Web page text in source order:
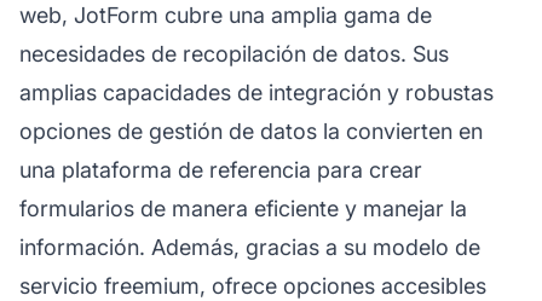
web, JotForm cubre una amplia gama de
necesidades de recopilación de datos. Sus
amplias capacidades de integración y robustas
opciones de gestión de datos la convierten en
una plataforma de referencia para crear
formularios de manera eficiente y manejar la
información. Además, gracias a su modelo de
servicio freemium, ofrece opciones accesibles